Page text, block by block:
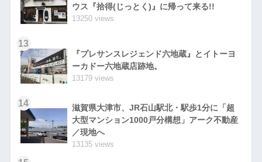
ウス『拾得(じっとく)』に帰って来る!!
13250 views
13
『プレサンスレジェンド六地蔵』とイトーヨ
ーカドー六地蔵店跡地。
13179 views
14
滋賀県大津市、JR石山駅北・駅歩1分に「超
大型マンション1000戸分構想」アーク不動産
／現地へ
13135 views